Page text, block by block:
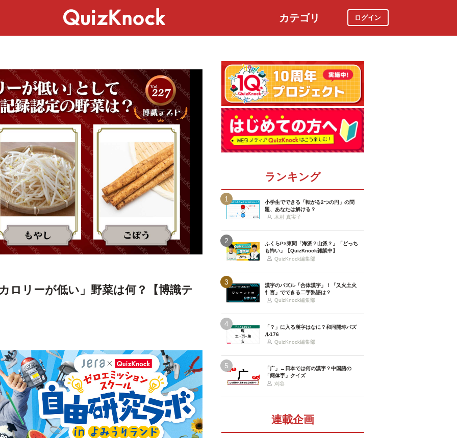
カテゴリ ログイン
ロリーが低い」野菜は何？【博識テ
ランキング
1
小学生でできる「転がる2つの円」の問
題、あなたは解ける？
木村 真実子
2
ふくらP×東問「海派？山派？」「どっち
も怖い」【QuizKnock雑談中】
QuizKnock編集部
3
漢字のパズル「合体漢字」！「又火土火
忄言」でできる二字熟語は？
QuizKnock編集部
4
「？」に入る漢字はなに？和同開珎パズ
ル176
QuizKnock編集部
5
「广」←日本では何の漢字？中国語の
「簡体字」クイズ
刈谷
連載企画